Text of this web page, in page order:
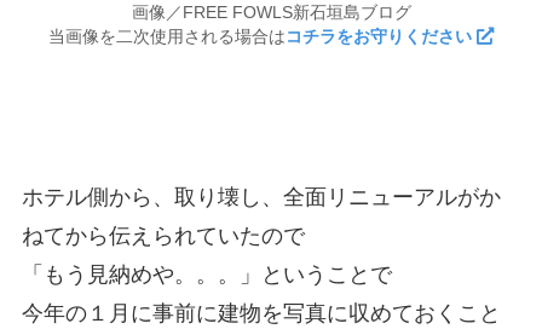
画像／FREE FOWLS新石垣島ブログ
当画像を二次使用される場合はコチラをお守りください
ホテル側から、取り壊し、全面リニューアルがか
ねてから伝えられていたので
「もう見納めや。。。」ということで
今年の１月に事前に建物を写真に収めておくこと